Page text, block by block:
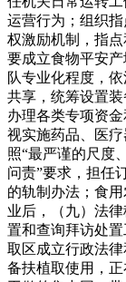
运营行为；组织
权激励机制，指
要成立食物平安
队专业化程度，
共享，统筹设置
办理各类专项资
视实施药品、医
照“最严谨的尺度
问责”要求，担任
的轨制办法；食
业后，（九）法
置和查询拜访处
取区成立行政法
备扶植取使用，